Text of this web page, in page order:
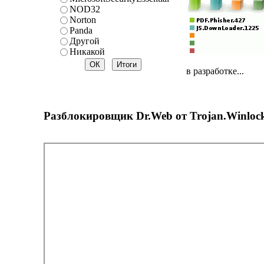
NOD32
Norton
Panda
Другой
Никакой
в разработке...
Разблокировщик Dr.Web от